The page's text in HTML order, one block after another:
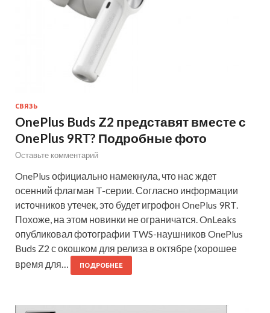
СВЯЗЬ
OnePlus Buds Z2 представят вместе с
OnePlus 9RT? Подробные фото
Оставьте комментарий
OnePlus официально намекнула, что нас ждет
осенний флагман T-серии. Согласно информации
источников утечек, это будет игрофон OnePlus 9RT.
Похоже, на этом новинки не ограничатся. OnLeaks
опубликовал фотографии TWS-наушников OnePlus
Buds Z2 с окошком для релиза в октябре (хорошее
время для…
ПОДРОБНЕЕ